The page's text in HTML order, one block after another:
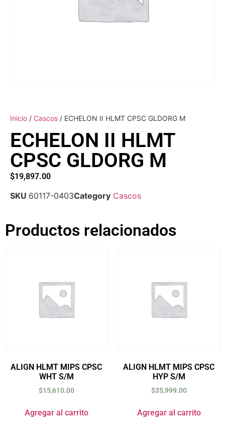
Inicio / Cascos / ECHELON II HLMT CPSC GLDORG M
ECHELON II HLMT
CPSC GLDORG M
$19,897.00
SKU 60117-0403Category Cascos
Productos relacionados
ALIGN HLMT MIPS CPSC
WHT S/M
$15,610.00
Agregar al carrito
ALIGN HLMT MIPS CPSC
HYP S/M
$35,999.00
Agregar al carrito